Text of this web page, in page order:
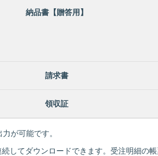
納品書【贈答用】
請求書
領収証
が可能です。
してダウンロードできます。受注明細の